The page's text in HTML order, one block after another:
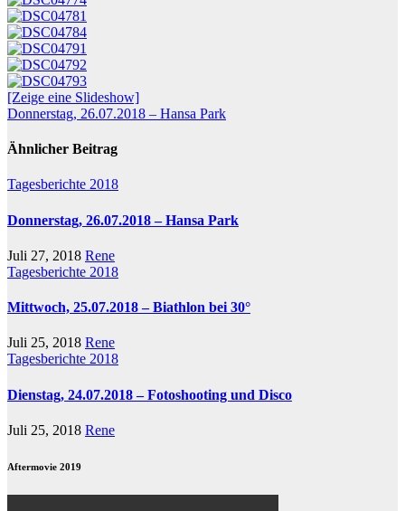
[Zeige eine Slideshow]
Beitragsnavigation
Donnerstag, 26.07.2018 – Hansa Park
Ähnlicher Beitrag
Tagesberichte 2018
Donnerstag, 26.07.2018 – Hansa Park
Juli 27, 2018 Rene
Tagesberichte 2018
Mittwoch, 25.07.2018 – Biathlon bei 30°
Juli 25, 2018 Rene
Tagesberichte 2018
Dienstag, 24.07.2018 – Fotoshooting und Disco
Juli 25, 2018 Rene
Aftermovie 2019